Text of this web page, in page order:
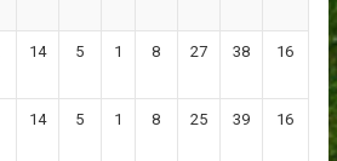
14 5 1 8 27 38 16
14 5 1 8 25 39 16